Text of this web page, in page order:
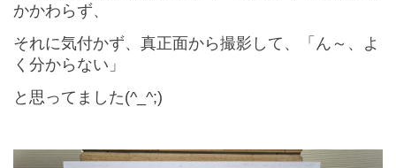
かかわらず、
それに気付かず、真正面から撮影して、「ん～、よ
く分からない」
と思ってました(^_^;)